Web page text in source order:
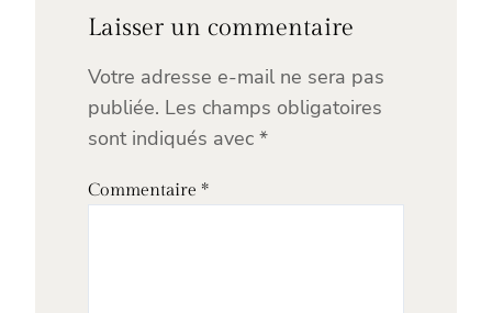
Laisser un commentaire
Votre adresse e-mail ne sera pas
publiée. Les champs obligatoires
sont indiqués avec *
Commentaire *